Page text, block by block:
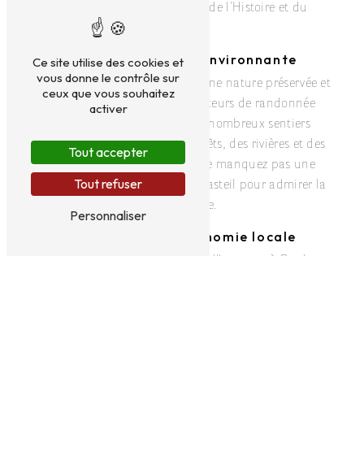
Casals, ou encore le Musée de l'Histoire et du
Explorer la nature environnante
Les environs de Prades offrent une nature préservée et
des paysages variés. Les amateurs de randonnée
pourront s'aventurer sur les nombreux sentiers
balisés, à la découverte des forêts, des rivières et des
panoramas exceptionnels. Ne manquez pas une
balade au parc animalier de Casteil pour admirer la
faune locale.
Déguster la gastronomie locale
Ce site utilise des cookies et
vous donne le contrôle sur
ceux que vous souhaitez
activer
Tout accepter
Tout refuser
Personnaliser